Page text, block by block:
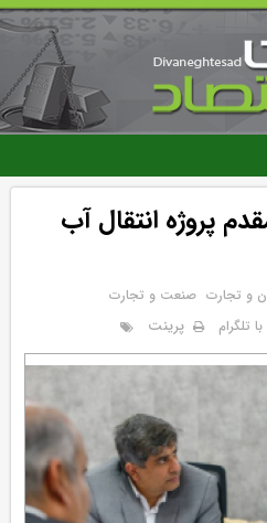
رفتن
محتوای
اصلی
پروژه انتقال آب
و تجارت صنعت و تجارت
تلگرام پرینت